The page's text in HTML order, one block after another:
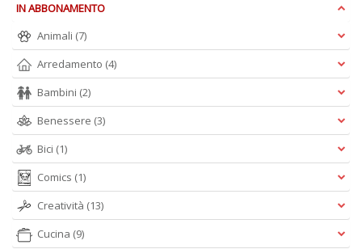
IN ABBONAMENTO
Animali (7)
Arredamento (4)
Bambini (2)
Benessere (3)
Bici (1)
Comics (1)
Creatività (13)
Cucina (9)